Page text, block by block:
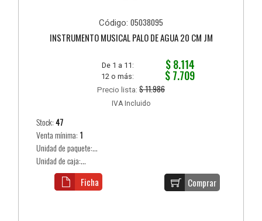
Código: 05038095
INSTRUMENTO MUSICAL PALO DE AGUA 20 CM JM
De 1 a 11: $ 8.114
12 o más: $ 7.709
Precio lista: $ 11.986
IVA Incluido
Stock:47
Venta mínima: 1
Unidad de paquete:...
Unidad de caja:...
Comprar
Ficha